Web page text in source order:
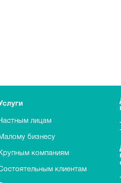
лицам
бизнесу
компаниям
клиентам